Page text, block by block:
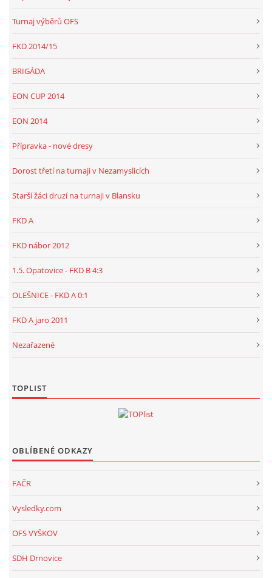
Turnaj výběrů OFS
FKD 2014/15
BRIGÁDA
EON CUP 2014
EON 2014
Přípravka - nové dresy
Dorost třetí na turnaji v Nezamyslicích
Starší žáci druzí na turnaji v Blansku
FKD A
FKD nábor 2012
1.5. Opatovice - FKD B 4:3
OLEŠNICE - FKD A 0:1
FKD A jaro 2011
Nezařazené
TOPLIST
OBLÍBENÉ ODKAZY
FAČR
Vysledky.com
OFS VYŠKOV
SDH Drnovice